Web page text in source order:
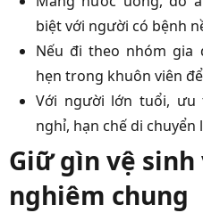
biệt với người có bệnh
Nếu đi theo nhóm gia
hẹn trong khuôn viên
Với người lớn tuổi,
nghỉ, hạn chế di
Giữ gìn vệ
nghiêm chung